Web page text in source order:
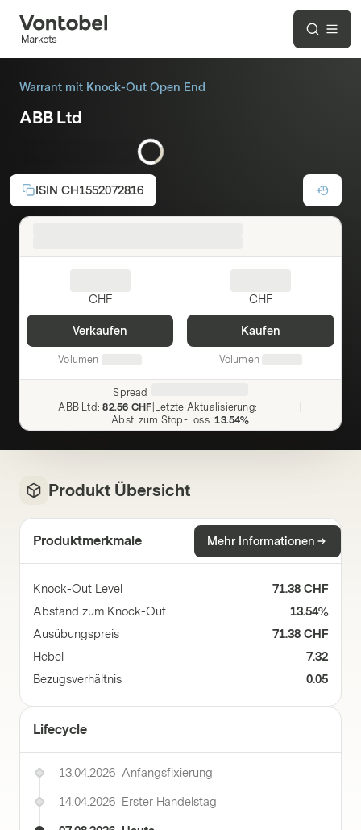
Warrant mit Knock-Out Open End
ABB Ltd
ISIN CH1552072816
CHF
Verkaufen
Volumen
CHF
Kaufen
Volumen
Spread
ABB Ltd: 82.56 CHF Letzte Aktualisierung:
Abst. zum Stop-Loss: 13.54%
Produkt Übersicht
Produktmerkmale Mehr Informationen
Knock-Out Level
71.38 CHF
Abstand zum Knock-Out
13.54%
Ausübungspreis
71.38 CHF
Hebel
7.32
Bezugsverhältnis
0.05
Lifecycle
13.04.2026 Anfangsfixierung
14.04.2026 Erster Handelstag